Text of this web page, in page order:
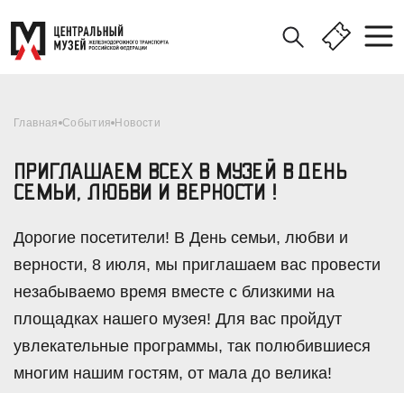
Главная События Новости
ПРИГЛАШАЕМ ВСЕХ В МУЗЕЙ В ДЕНЬ
СЕМЬИ, ЛЮБВИ И ВЕРНОСТИ !
Дорогие посетители! В День семьи, любви и
верности, 8 июля, мы приглашаем вас провести
незабываемо время вместе с близкими на
площадках нашего музея! Для вас пройдут
увлекательные программы, так полюбившиеся
многим нашим гостям, от мала до велика!